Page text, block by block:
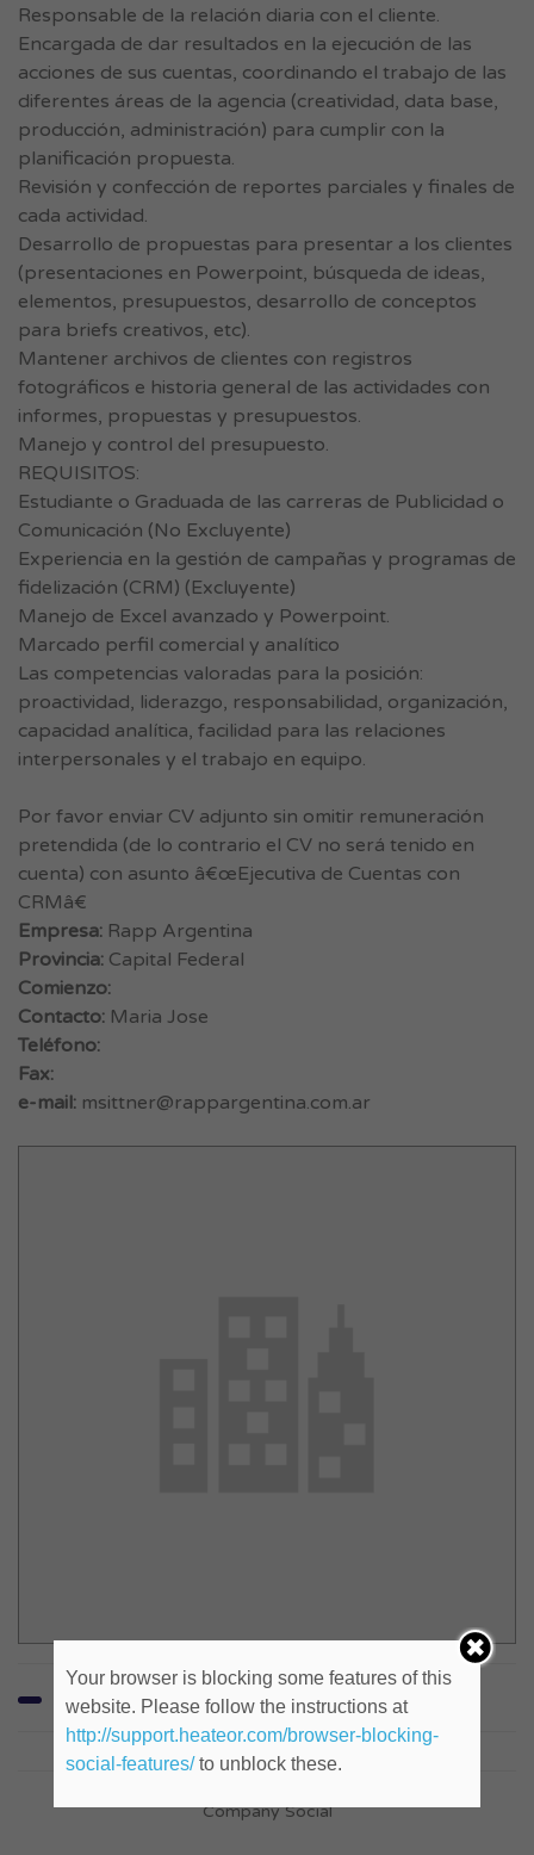
Responsable de la relación diaria con el cliente.
Encargada de dar resultados en la ejecución de las
acciones de sus cuentas, coordinando el trabajo de las
diferentes áreas de la agencia (creatividad, data base,
producción, administración) para cumplir con la
planificación propuesta.
Revisión y confección de reportes parciales y finales de
cada actividad.
Desarrollo de propuestas para presentar a los clientes
(presentaciones en Powerpoint, búsqueda de ideas,
elementos, presupuestos, desarrollo de conceptos
para briefs creativos, etc).
Mantener archivos de clientes con registros
fotográficos e historia general de las actividades con
informes, propuestas y presupuestos.
Manejo y control del presupuesto.
REQUISITOS:
Estudiante o Graduada de las carreras de Publicidad o
Comunicación (No Excluyente)
Experiencia en la gestión de campañas y programas de
fidelización (CRM) (Excluyente)
Manejo de Excel avanzado y Powerpoint.
Marcado perfil comercial y analítico
Las competencias valoradas para la posición:
proactividad, liderazgo, responsabilidad, organización,
capacidad analítica, facilidad para las relaciones
interpersonales y el trabajo en equipo.
Por favor enviar CV adjunto sin omitir remuneración
pretendida (de lo contrario el CV no será tenido en
cuenta) con asunto â€œEjecutiva de Cuentas con
CRMâ€
Empresa: Rapp Argentina
Provincia: Capital Federal
Comienzo:
Contacto: Maria Jose
Teléfono:
Fax:
e-mail: msittner@rappargentina.com.ar
Company Social
Your browser is blocking some features of this
website. Please follow the instructions at
http://support.heateor.com/browser-blocking-
social-features/to unblock these.